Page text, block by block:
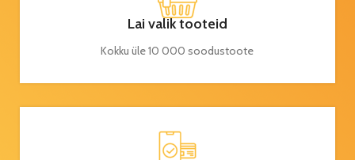
Lai valik tooteid
Kokku üle 10 000 soodustoote